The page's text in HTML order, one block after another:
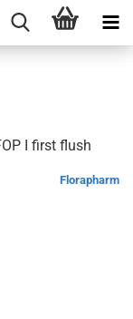
I first flush
Florapharm